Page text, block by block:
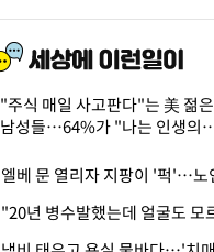
"주식 매일 사고판다"는 美 젊은
남성들…64%가 "나는 인생의